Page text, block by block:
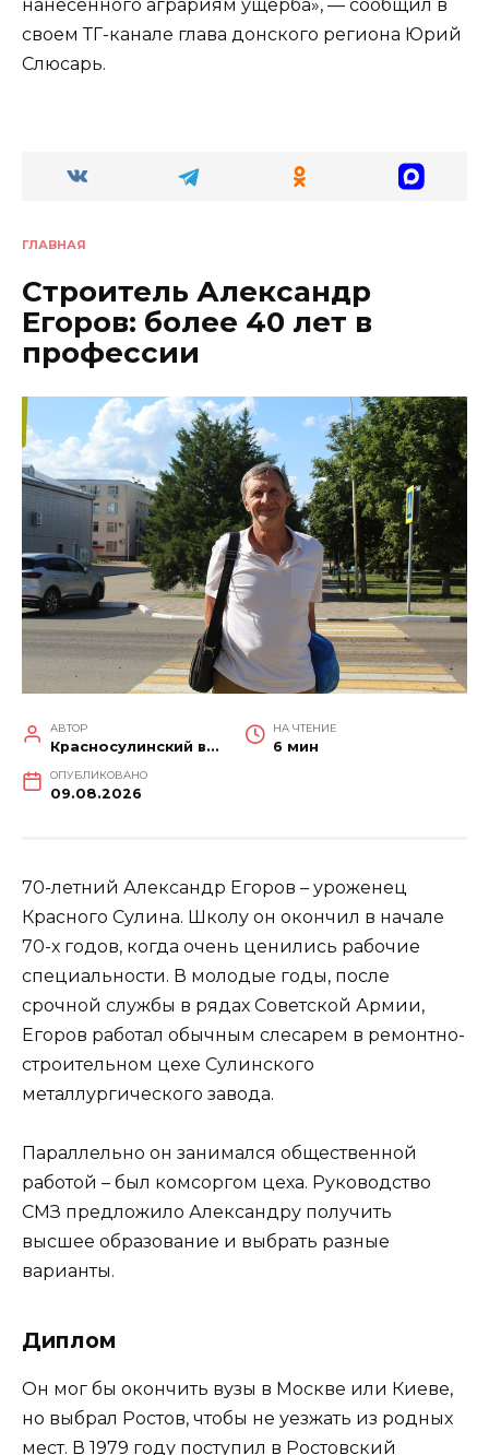
нанесенного аграриям ущерба», — сообщил в
своем ТГ-канале глава донского региона Юрий
Слюсарь.
ГЛАВНАЯ
Строитель Александр
Егоров: более 40 лет в
профессии
АВТОР
Красносулинский вестник
НА ЧТЕНИЕ
6 мин
ОПУБЛИКОВАНО
09.08.2026
70-летний Александр Егоров – уроженец
Красного Сулина. Школу он окончил в начале
70-х годов, когда очень ценились рабочие
специальности. В молодые годы, после
срочной службы в рядах Советской Армии,
Егоров работал обычным слесарем в ремонтно-
строительном цехе Сулинского
металлургического завода.
Параллельно он занимался общественной
работой – был комсоргом цеха. Руководство
СМЗ предложило Александру получить
высшее образование и выбрать разные
варианты.
Диплом
Он мог бы окончить вузы в Москве или Киеве,
но выбрал Ростов, чтобы не уезжать из родных
мест. В 1979 году поступил в Ростовский